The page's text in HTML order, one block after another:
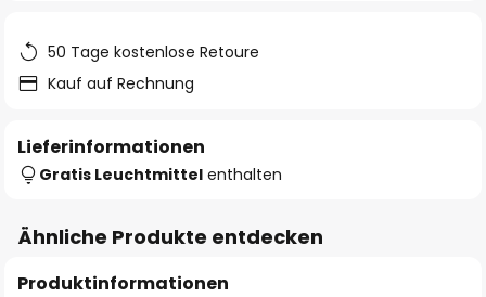
50 Tage kostenlose Retoure
Kauf auf Rechnung
Lieferinformationen
Gratis Leuchtmittel enthalten
Ähnliche Produkte entdecken
Produktinformationen